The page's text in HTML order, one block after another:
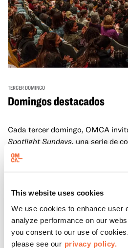
This website uses cookies
We use cookies to enhance user
analyze performance on our
you consent to our use of
please see our privacy policy.
TERCER DOMINGO
Domingos destacados
Cada tercer domingo, OMCA
Spotlight Sundays, una serie de
actuaciones y experiencias que
californianos.